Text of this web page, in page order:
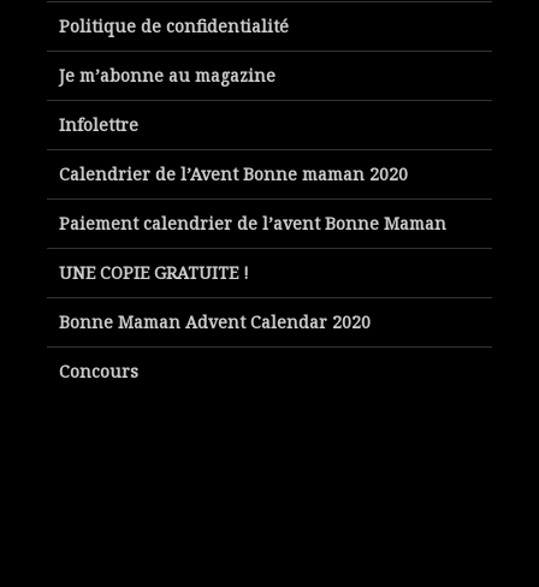
Politique de confidentialité
Je m’abonne au magazine
Infolettre
Calendrier de l’Avent Bonne maman 2020
Paiement calendrier de l’avent Bonne Maman
UNE COPIE GRATUITE !
Bonne Maman Advent Calendar 2020
Concours